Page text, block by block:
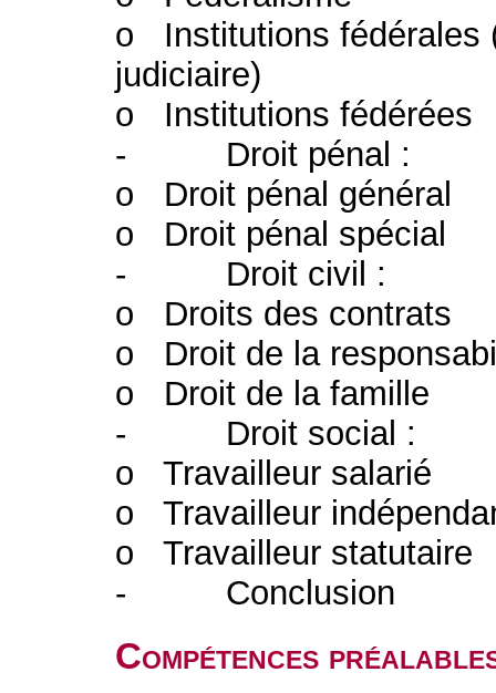
o Institutions fédérales
judiciaire)
o Institutions fédérées
- Droit pénal :
o Droit pénal général
o Droit pénal spécial
- Droit civil :
o Droits des contrats
o Droit de la
o Droit de la famille
- Droit social :
o Travailleur salarié
o Travailleur
o Travailleur statutaire
- Conclusion
Compétences